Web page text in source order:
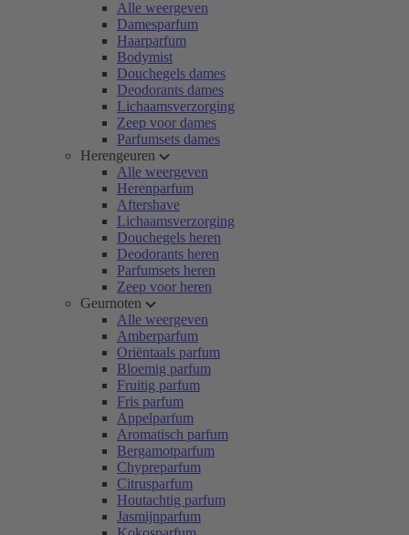
Alle weergeven
Damesparfum
Haarparfum
Bodymist
Douchegels dames
Deodorants dames
Lichaamsverzorging
Zeep voor dames
Parfumsets dames
Herengeuren
Alle weergeven
Herenparfum
Aftershave
Lichaamsverzorging
Douchegels heren
Deodorants heren
Parfumsets heren
Zeep voor heren
Geurnoten
Alle weergeven
Amberparfum
Oriëntaals parfum
Bloemig parfum
Fruitig parfum
Fris parfum
Appelparfum
Aromatisch parfum
Bergamotparfum
Chypreparfum
Citrusparfum
Houtachtig parfum
Jasmijnparfum